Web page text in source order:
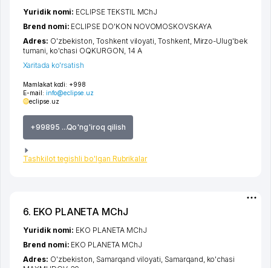
Mamlakat kodi: +998
E-mail: info@eclipse.uz
eclipse.uz
+99895 ...Qo'ng'iroq qilish
Tashkilot tegishli bo'lgan Rubrikalar
Yuridik nomi: ECLIPSE TEKSTIL MChJ
Brend nomi: ECLIPSE DO'KON NOVOMOSKOVSKAYA
Adres: O'zbekiston,Toshkent viloyati ,Toshkent, Mirzo-Ulug'bek
tumani ko'chasi OQKURGON , 14 A
Xaritada ko'rsatish
6. EKO PLANETA MChJ
Yuridik nomi: EKO PLANETA MChJ
Brend nomi: EKO PLANETA MChJ
Adres: O'zbekiston, Samarqand viloyati, Samarqand, ko'chasi